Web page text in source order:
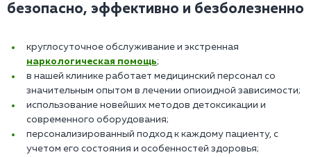
безопасно, эффективно и безболезненно
круглосуточное обслуживание и экстренная
наркологическая помощь;
в нашей клинике работает медицинский персонал со
значительным опытом в лечении опиоидной зависимости;
использование новейших методов детоксикации и
современного оборудования;
персонализированный подход к каждому пациенту, с
учетом его состояния и особенностей здоровья;